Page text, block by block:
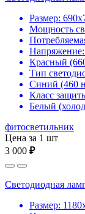
Размер:
Мощность
Красный
Тип
Синий (460
Класс
Белый
фитосветильник
Цена за 1 шт
3 000 ₽
Светодиодная
Размер: